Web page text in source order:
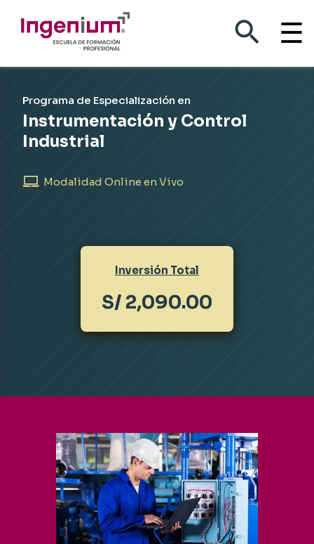
☰
Instrumentación y Control
Industrial
Programa de Especialización en
Instrumentación y Control
Industrial
Modalidad Online en Vivo
Inversión Total
S/ 2,090.00